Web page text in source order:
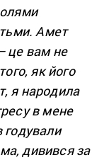
Амет
це вам не
як його
я народила
в мене
годували
дивився за